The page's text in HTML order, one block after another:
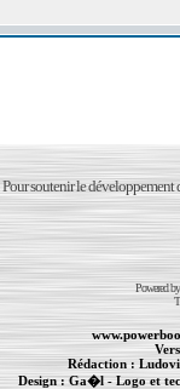
Pour soutenir le développement
Powered
Rédaction :
Design :Ga�l- Logo et